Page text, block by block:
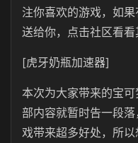
注你喜欢的游戏，如
送给你，点击社区看看
[虎牙奶瓶加速器]
本次为大家带来的宝
部内容就暂时告一段
戏带来超多好处，所